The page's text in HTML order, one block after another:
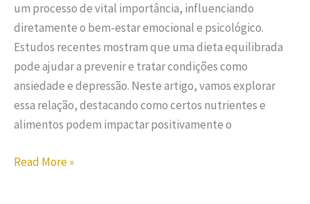
um processo de vital importância, influenciando
diretamente o bem-estar emocional e psicológico.
Estudos recentes mostram que uma dieta equilibrada
pode ajudar a prevenir e tratar condições como
ansiedade e depressão. Neste artigo, vamos explorar
essa relação, destacando como certos nutrientes e
alimentos podem impactar positivamente o
Read More »